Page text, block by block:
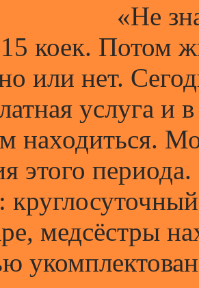
«Не
коек. Потом
или нет.
услуга и
находиться.
этого
медсёстры